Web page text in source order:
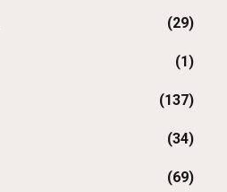
(29)
(1)
(137)
(34)
(69)